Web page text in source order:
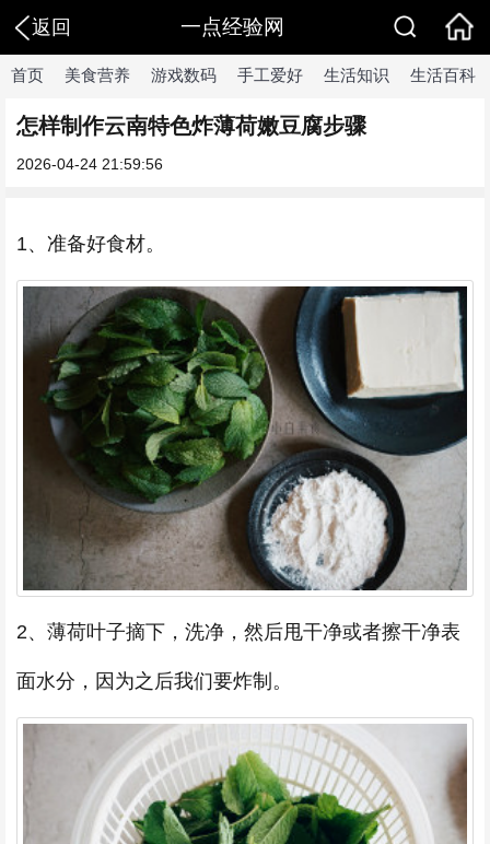
返回 一点经验网
首页 美食营养 游戏数码 手工爱好 生活知识 生活百科
怎样制作云南特色炸薄荷嫩豆腐步骤
2026-04-24 21:59:56
1、准备好食材。
2、薄荷叶子摘下，洗净，然后甩干净或者擦干净表
面水分，因为之后我们要炸制。